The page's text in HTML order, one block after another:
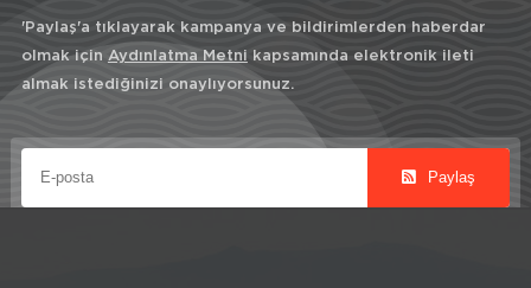
'Paylaş'a tıklayarak kampanya ve bildirimlerden haberdar
olmak için Aydınlatma Metni kapsamında elektronik ileti
almak istediğinizi onaylıyorsunuz.
Paylaş